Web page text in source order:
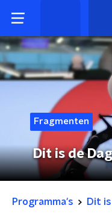
Fragmenten
Dit is de Dag
Programma's Dit